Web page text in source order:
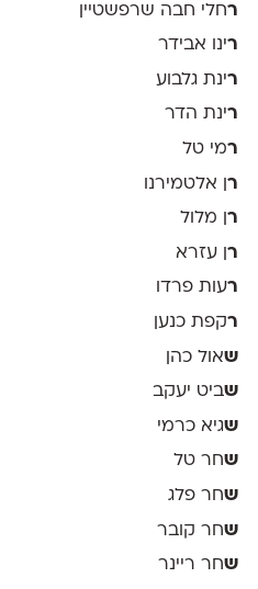
רחלי חבה שרפשטיין
רינו אבידר
רינת גלבוע
רינת הדר
רמי טל
רן אלטמירנו
ר ן מלול
ר ן עזרא
רעות פרדו
רקפת כנען
שאול כהן
שביט יעקב
שגיא כרמי
שחר טל
שחר פלג
שחר קובר
שחר ריינר